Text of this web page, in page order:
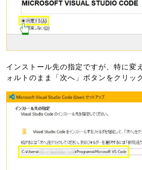
インストール先の指定ですが、特に変
ォルトのまま「次へ」ボタンをクリッ